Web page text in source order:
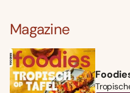
Magazine